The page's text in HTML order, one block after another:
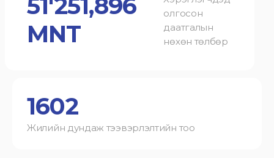
51'251,896
MNT
олгосон
даатгалын
нөхөн төлбөр
1602
Жилийн дундаж тээвэрлэлтийн тоо